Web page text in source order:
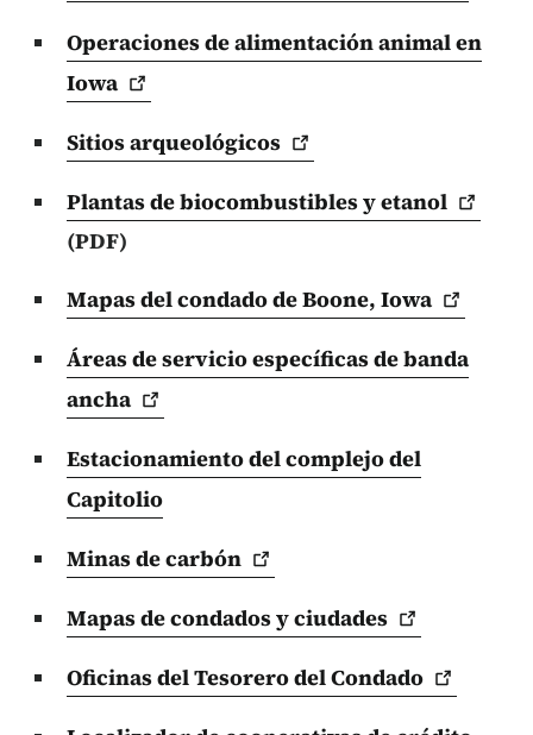
Operaciones de alimentación animal en
Iowa
Sitiosarqueológicos
Plantas de biocombustibles yetanol
(PDF)
Mapas del condado de Boone, Iowa
Áreas de servicio específicas de banda
ancha
Estacionamiento del complejo del
Capitolio
Minas decarbón
Mapas de condados yciudades
Oficinas del Tesorero delCondado